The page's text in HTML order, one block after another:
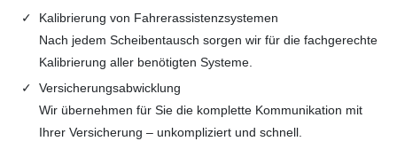
Kalibrierung von Fahrerassistenzsystemen
Nach jedem Scheibentausch sorgen wir für die fachgerechte
Kalibrierung aller benötigten Systeme.
Versicherungsabwicklung
Wir übernehmen für Sie die komplette Kommunikation mit
Ihrer Versicherung – unkompliziert und schnell.